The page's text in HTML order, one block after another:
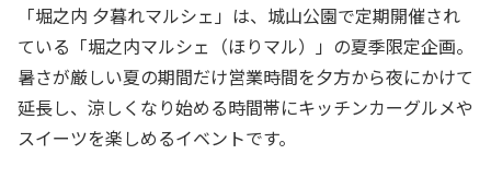
「堀之内 夕暮れマルシェ」は、城山公園で定期開催され
ている「堀之内マルシェ（ほりマル）」の夏季限定企画。
暑さが厳しい夏の期間だけ営業時間を夕方から夜にかけて
延長し、涼しくなり始める時間帯にキッチンカーグルメや
スイーツを楽しめるイベントです。